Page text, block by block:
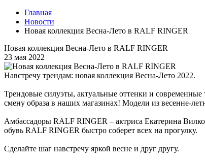
Главная
Новости
Новая коллекция Весна-Лето в RALF RINGER
Новая коллекция Весна-Лето в RALF RINGER
23 мая 2022
Навстречу трендам: новая коллекция Весна-Лето 2022.
Трендовые силуэты, актуальные оттенки и
смену образа в наших магазинах! Модели из весенне-
Амбассадоры RALF RINGER – актриса Екатерина
обувь RALF RINGER быстро соберет всех на прогулку.
Сделайте шаг навстречу яркой весне и друг другу.